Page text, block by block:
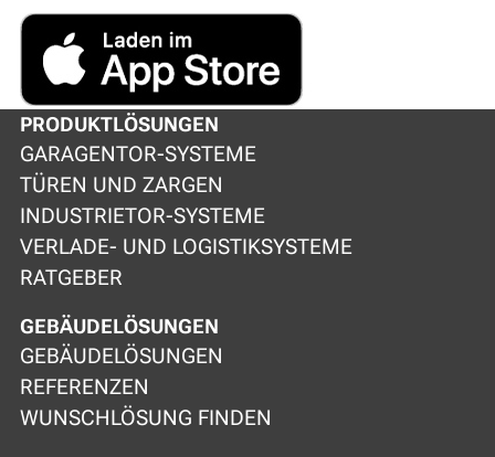
PRODUKTLÖSUNGEN
GARAGENTOR-SYSTEME
TÜREN UND ZARGEN
INDUSTRIETOR-SYSTEME
VERLADE- UND LOGISTIKSYSTEME
RATGEBER
GEBÄUDELÖSUNGEN
GEBÄUDELÖSUNGEN
REFERENZEN
WUNSCHLÖSUNG FINDEN